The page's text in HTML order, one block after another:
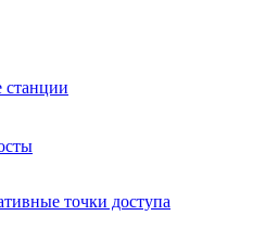
станции
точки доступа